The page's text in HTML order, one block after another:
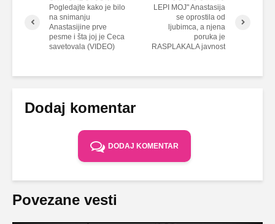
Pogledajte kako je bilo
na snimanju
Anastasijine prve
pesme i šta joj je Ceca
savetovala (VIDEO)
LEPI MOJ" Anastasija
se oprostila od
ljubimca, a njena
poruka je
RASPLAKALA javnost
Dodaj komentar
DODAJ KOMENTAR
Povezane vesti